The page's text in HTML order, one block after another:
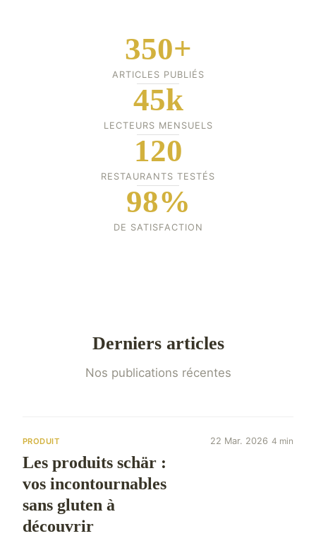
350+
ARTICLES PUBLIÉS
45k
LECTEURS MENSUELS
120
RESTAURANTS TESTÉS
98%
DE SATISFACTION
Derniers articles
Nos publications récentes
PRODUIT
Les produits schär :
vos incontournables
sans gluten à
découvrir
22 Mar. 2026 4 min